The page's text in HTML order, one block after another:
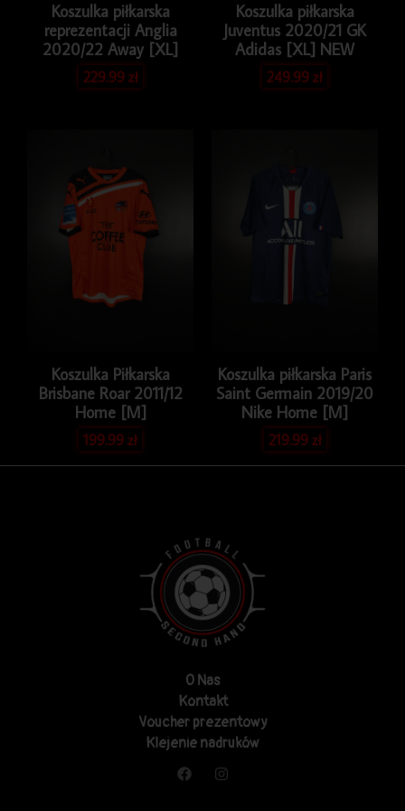
Koszulka piłkarska
reprezentacji Anglia
2020/22 Away [XL]
229.99zł
Koszulka piłkarska
Juventus 2020/21 GK
Adidas [XL] NEW
249.99zł
Koszulka Piłkarska
Brisbane Roar 2011/12
Home [M]
199.99zł
Koszulka piłkarska Paris
Saint Germain 2019/20
Nike Home [M]
219.99zł
O Nas
Kontakt
Voucher prezentowy
Klejenie nadruków